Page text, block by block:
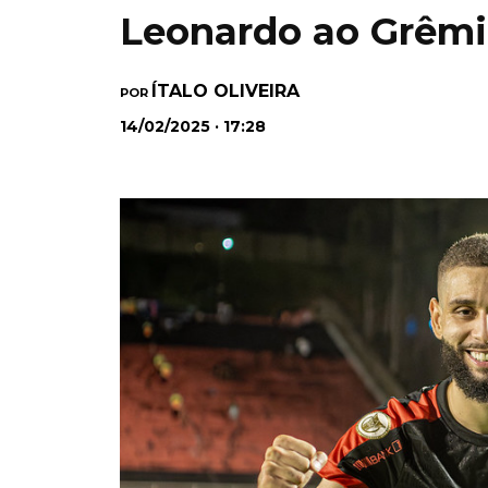
Leonardo ao
POR ÍTALO OLIVEIRA
14/02/2025 · 17:28